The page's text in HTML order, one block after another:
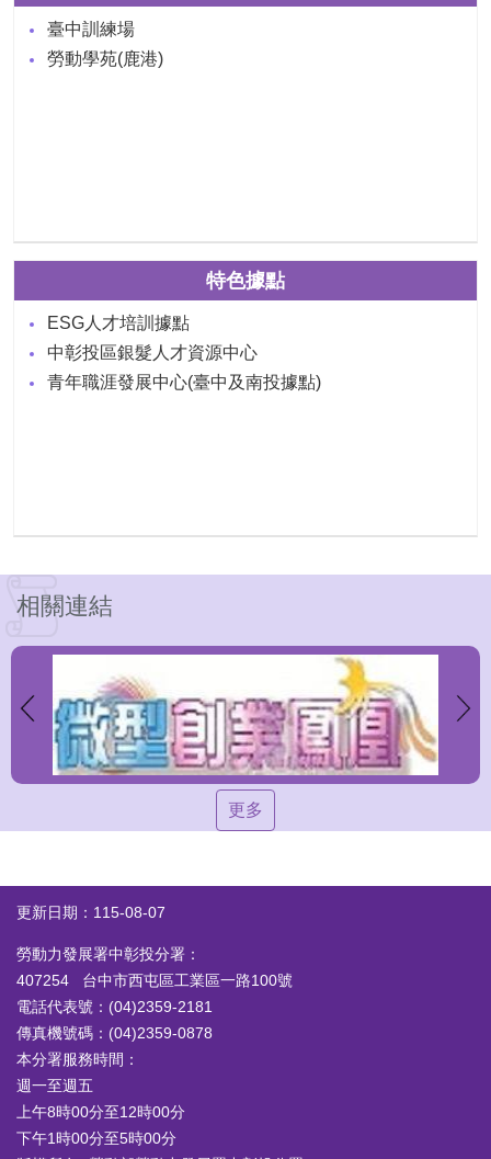
臺中訓練場
勞動學苑(鹿港)
特色據點
ESG人才培訓據點
中彰投區銀髮人才資源中心
青年職涯發展中心(臺中及南投據點)
相關連結
更多
更新日期：115-08-07
勞動力發展署中彰投分署：
407254 台中市西屯區工業區一路100號
電話代表號：(04)2359-2181
傳真機號碼：(04)2359-0878
本分署服務時間：
週一至週五
上午8時00分至12時00分
下午1時00分至5時00分